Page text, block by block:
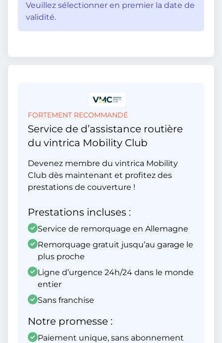
Veuillez sélectionner en premier la date de
validité.
FORTEMENT RECOMMANDÉ
Service de d’assistance routière
du vintrica Mobility Club
Devenez membre du vintrica Mobility
Club dès maintenant et profitez des
prestations de couverture !
Prestations incluses :
Service de remorquage en Allemagne
Remorquage gratuit jusqu’au garage le
plus proche
Ligne d’urgence 24h/24 dans le monde
entier
Sans franchise
Notre promesse :
Paiement unique, sans abonnement